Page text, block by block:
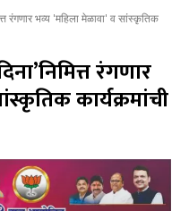
रंगणार भव्य 'महिला मेळावा' व सांस्कृतिक
रंगणार
कार्यक्रमांची